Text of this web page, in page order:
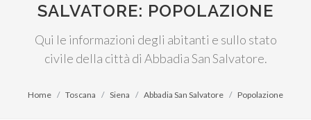
SALVATORE: POPOLAZIONE
Qui le informazioni degli abitanti e sullo stato
civile della città di Abbadia San Salvatore.
Home Toscana Siena Abbadia San Salvatore Popolazione